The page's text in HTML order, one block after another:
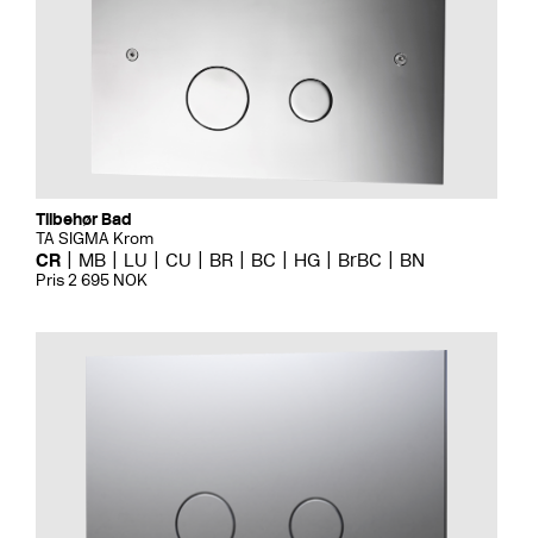
Tilbehør Bad
TA SIGMA Krom
CR MB LU CU BR BC HG BrBC BN
Pris 2 695 NOK